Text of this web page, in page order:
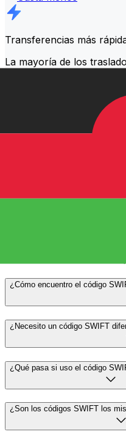
Transferencias más
La mayoría de los
Preguntas más frecuentes
Un código SWIFT
¿Cómo encuentro el código
¿Necesito un código SWIFT
¿Qué pasa si uso el código
¿Son los códigos SWIFT los